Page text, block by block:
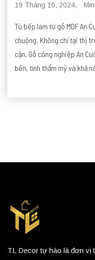
19 Tháng 10, 2024,
Tủ bếp làm từ gỗ MDF An
chuộng. Không chỉ tại thị
cận. Gỗ công nghiệp An
bền, tính thẩm mỹ và khả
TL Decor tự hào là đơn vị